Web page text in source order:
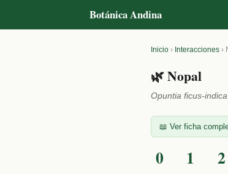
Botánica Andina
Inicio › Interacciones ›
🌿 Nopal
Opuntia ficus-indica
📖 Ver ficha
0 1 2